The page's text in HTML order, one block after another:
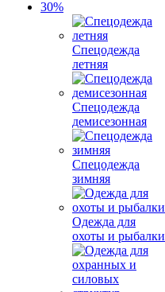
Спецодежда
летняя
Спецодежда
демисезонная
Спецодежда
зимняя
Одежда для
охоты и рыбалки